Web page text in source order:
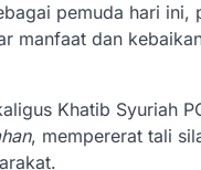
pemuda hari ini,
manfaat dan
Khatib Syuriah
, mempererat tali